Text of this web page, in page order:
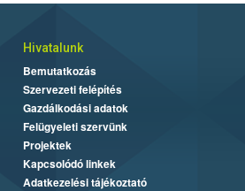
Hivatalunk
Bemutatkozás
Szervezeti felépítés
Gazdálkodási adatok
Felügyeleti szervünk
Projektek
Kapcsolódó linkek
Adatkezelési tájékoztató